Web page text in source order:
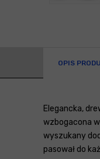
OPIS
Elegancka,
wzbogacona
wyszukany
pasował do